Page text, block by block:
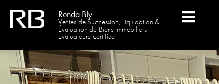
Ronda Bly
Ventes de Succession, Liquidation &
Évaluation de Biens immobiliers
Évaluateure certifiée